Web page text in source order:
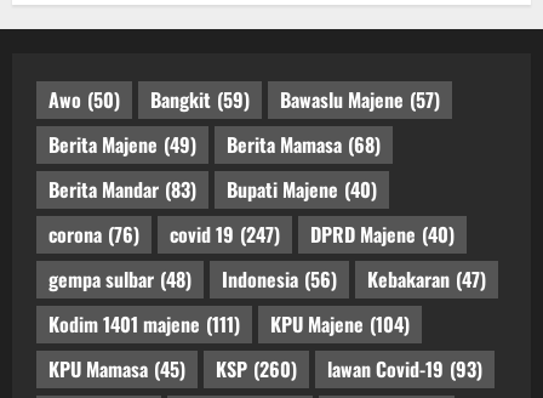
Awo (50) Bangkit (59) Bawaslu Majene (57)
Berita Majene (49) Berita Mamasa (68)
Berita Mandar (83) Bupati Majene (40)
corona (76) covid 19 (247) DPRD Majene (40)
gempa sulbar (48) Indonesia (56) Kebakaran (47)
Kodim 1401 majene (111) KPU Majene (104)
KPU Mamasa (45) KSP (260) lawan Covid-19 (93)